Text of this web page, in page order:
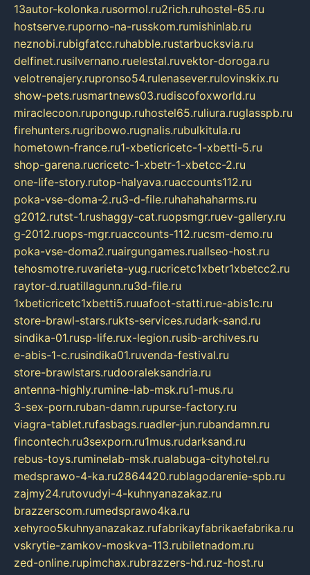
13autor-kolonka.rusormol.ru2rich.ruhostel-65.ru
hostserve.ruporno-na-russkom.rumishinlab.ru
neznobi.rubigfatcc.ruhabble.rustarbucksvia.ru
delfinet.rusilvernano.ruelestal.ruvektor-doroga.ru
velotrenajery.rupronso54.rulenasever.rulovinskix.ru
show-pets.rusmartnews03.rudiscofoxworld.ru
miraclecoon.rupongup.ruhostel65.ruliura.ruglasspb.ru
firehunters.rugribowo.rugnalis.rubulkitula.ru
hometown-france.ru1-xbeticricetc-1-xbetti-5.ru
shop-garena.rucricetc-1-xbetr-1-xbetcc-2.ru
one-life-story.rutop-halyava.ruaccounts112.ru
poka-vse-doma-2.ru3-d-file.ruhahahaharms.ru
g2012.rutst-1.rushaggy-cat.ruopsmgr.ruev-gallery.ru
g-2012.ruops-mgr.ruaccounts-112.rucsm-demo.ru
poka-vse-doma2.ruairgungames.ruallseo-host.ru
tehosmotre.ruvarieta-yug.rucricetc1xbetr1xbetcc2.ru
raytor-d.ruatillagunn.ru3d-file.ru
1xbeticricetc1xbetti5.ruuafoot-statti.rue-abis1c.ru
store-brawl-stars.rukts-services.rudark-sand.ru
sindika-01.rusp-life.rux-legion.rusib-archives.ru
e-abis-1-c.rusindika01.ruvenda-festival.ru
store-brawlstars.rudooraleksandria.ru
antenna-highly.rumine-lab-msk.ru1-mus.ru
3-sex-porn.ruban-damn.rupurse-factory.ru
viagra-tablet.rufasbags.ruadler-jun.rubandamn.ru
fincontech.ru3sexporn.ru1mus.rudarksand.ru
rebus-toys.ruminelab-msk.rualabuga-cityhotel.ru
medsprawo-4-ka.ru2864420.rublagodarenie-spb.ru
zajmy24.rutovudyi-4-kuhnyanazakaz.ru
brazzerscom.rumedsprawo4ka.ru
xehyroo5kuhnyanazakaz.rufabrikayfabrikaefabrika.ru
vskrytie-zamkov-moskva-113.rubiletnadom.ru
zed-online.rupimchax.rubrazzers-hd.ruz-host.ru